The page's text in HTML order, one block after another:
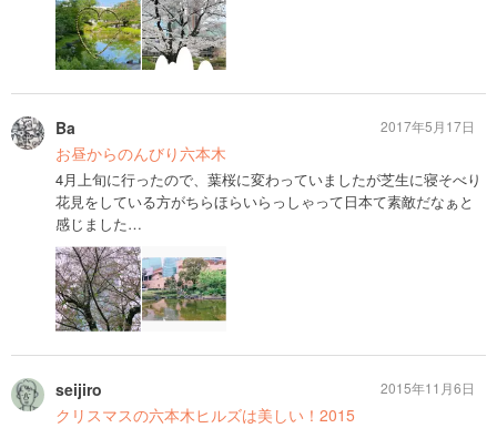
Ba
お昼からのんびり六本木
4月上旬に行ったので、葉桜に変わっていましたが芝生に寝そべり
花見をしている方がちらほらいらっしゃって日本て素敵だなぁと
感じました…
2017年5月17日
seijiro
クリスマスの六本木ヒルズは美しい！2015
2015年11月6日